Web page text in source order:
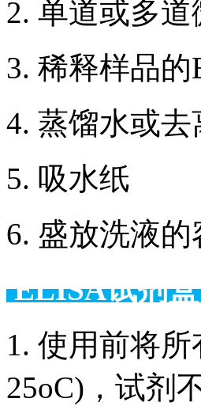
2. 单道或多
3. 稀释样品的
4. 蒸馏水或去
5. 吸水纸
6. 盛放洗液的
ELISA试剂
1. 使用前将
25oC)，试剂